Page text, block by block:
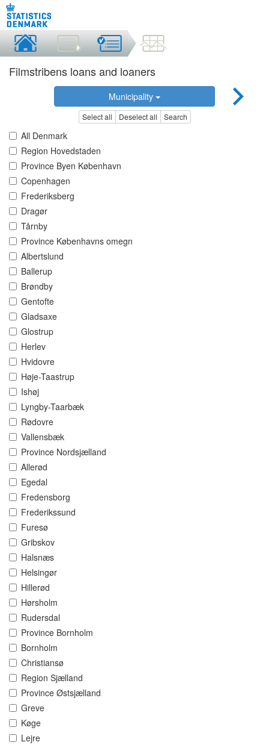
Filmstribens loans and loaners
Municipality
Select all Deselect all Search
All Denmark
Region Hovedstaden
Province Byen København
Copenhagen
Frederiksberg
Dragør
Tårnby
Province Københavns omegn
Albertslund
Ballerup
Brøndby
Gentofte
Gladsaxe
Glostrup
Herlev
Hvidovre
Høje-Taastrup
Ishøj
Lyngby-Taarbæk
Rødovre
Vallensbæk
Province Nordsjælland
Allerød
Egedal
Fredensborg
Frederikssund
Furesø
Gribskov
Halsnæs
Helsingør
Hillerød
Hørsholm
Rudersdal
Province Bornholm
Bornholm
Christiansø
Region Sjælland
Province Østsjælland
Greve
Køge
Lejre